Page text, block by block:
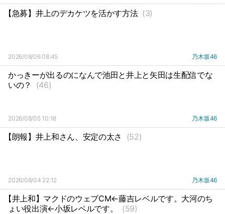
【急募】井上のデカケツを活かす方法 (3)
2026/08/06 08:45 乃木坂46
かっきーが出るのになんで池田と井上と矢田は生配信でな
いの？
(46)
2026/08/05 10:18 乃木坂46
【朗報】井上和さん、安定の太さ (52)
2026/08/04 22:12 乃木坂46
【井上和】マクドのウェブCM←藤吉レベルです。大河のち
ょい役出演←小坂レベルです。
(59)